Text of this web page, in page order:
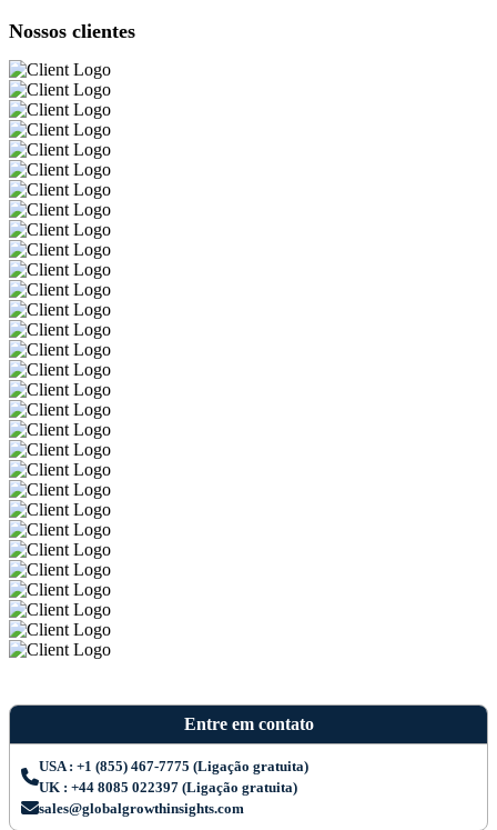
Nossos clientes
Entre em contato
USA : +1 (855) 467-7775 (Ligação gratuita)
UK : +44 8085 022397 (Ligação gratuita)
sales@globalgrowthinsights.com